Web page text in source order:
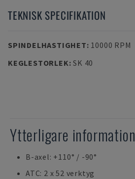
TEKNISK SPECIFIKATION
SPINDELHASTIGHET: 10000 RPM
KEGLESTORLEK:SK 40
Ytterligare information
B-axel: +110° / -90°
ATC: 2 x 52 verktyg